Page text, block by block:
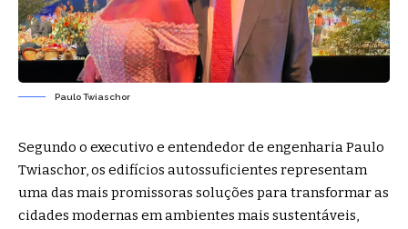
Paulo Twiaschor
Segundo o executivo e entendedor de engenharia Paulo
Twiaschor, os edifícios autossuficientes representam
uma das mais promissoras soluções para transformar as
cidades modernas em ambientes mais sustentáveis,